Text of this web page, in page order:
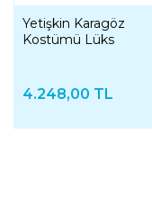
Yetişkin Karagöz
Kostümü Lüks
4.248,00 TL